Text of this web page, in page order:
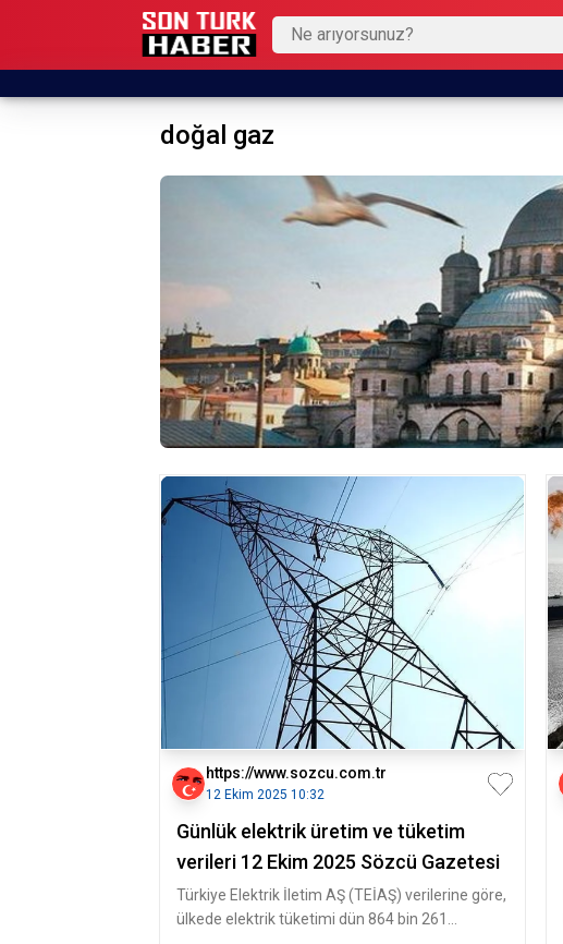
doğal gaz
https://www.sozcu.com.tr
12 Ekim 2025 10:32
Günlük elektrik üretim ve tüketim
verileri 12 Ekim 2025 Sözcü Gazetesi
Türkiye Elektrik İletim AŞ (TEİAŞ) verilerine göre,
ülkede elektrik tüketimi dün 864 bin 261